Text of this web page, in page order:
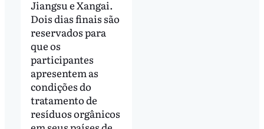
Jiangsu e Xangai.
Dois dias finais são
reservados para
que os
participantes
apresentem as
condições do
tratamento de
resíduos orgânicos